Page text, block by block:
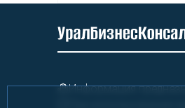
Информация